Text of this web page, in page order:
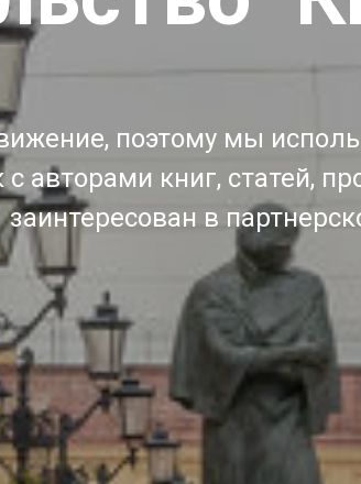
поэтому мы
авторами книг, статей,
заинтересован в